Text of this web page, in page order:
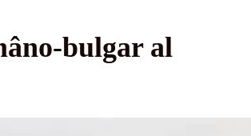
bulgar al